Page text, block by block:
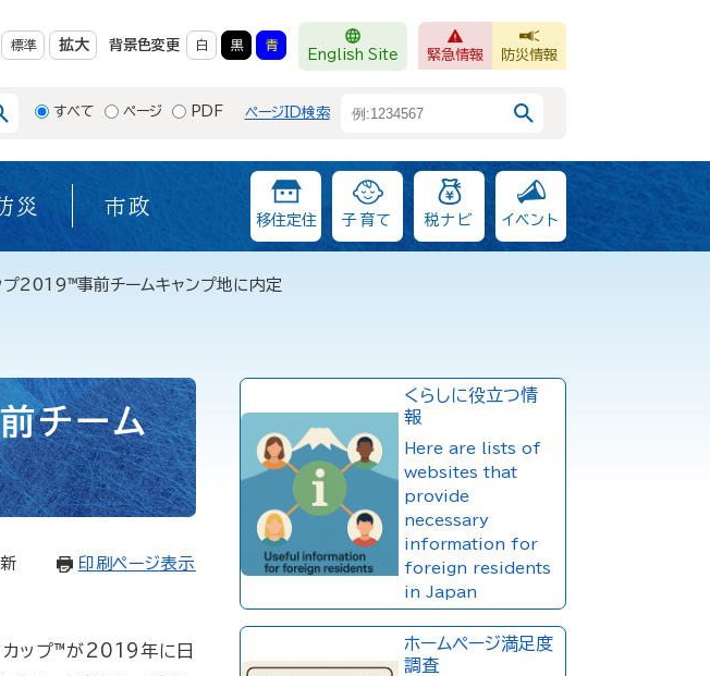
標準 拡大 背景色変更 白 黒 青
English Site 緊急情報 防災情報
すべて ページ PDF ページID検索
災 市政
移住定住 子育て 税ナビ イベント
プ2019™事前チームキャンプ地に内定
チーム
印刷ページ表示
カップ™が2019年に日
くらしに役立つ情
報
Here are lists of
websites that
provide
necessary
information for
foreign residents
in Japan
ホームページ満足度
調査